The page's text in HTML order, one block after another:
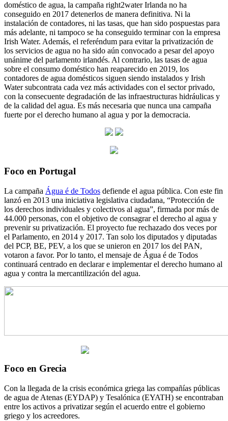
doméstico de agua, la campaña right2water Irlanda no ha
conseguido en 2017 detenerlos de manera definitiva. Ni la
instalación de contadores, ni las tasas, que han sido pospuestas para
más adelante, ni tampoco se ha conseguido terminar con la empresa
Irish Water. Además, el referéndum para evitar la privatización de
los servicios de agua no ha sido aún convocado a pesar del apoyo
unánime del parlamento irlandés. Al contrario, las tasas de agua
sobre el consumo doméstico han reaparecido en 2019, los
contadores de agua domésticos siguen siendo instalados y Irish
Water subcontrata cada vez más actividades con el sector privado,
con la consecuente degradación de las infraestructuras hidráulicas y
de la calidad del agua. Es más necesaria que nunca una campaña
fuerte por el derecho humano al agua y por la democracia.
Foco en Portugal
La campaña Água é de Todos defiende el agua pública. Con este fin
lanzó en 2013 una iniciativa legislativa ciudadana, “Protección de
los derechos individuales y colectivos al agua”, firmada por más de
44.000 personas, con el objetivo de consagrar el derecho al agua y
prevenir su privatización. El proyecto fue rechazado dos veces por
el Parlamento, en 2014 y 2017. Tan solo los diputados y diputadas
del PCP, BE, PEV, a los que se unieron en 2017 los del PAN,
votaron a favor. Por lo tanto, el mensaje de Água é de Todos
continuará centrado en declarar e implementar el derecho humano al
agua y contra la mercantilización del agua.
Foco en Grecia
Con la llegada de la crisis económica griega las compañías públicas
de agua de Atenas (EYDAP) y Tesalónica (EYATH) se encontraban
entre los activos a privatizar según el acuerdo entre el gobierno
griego y los acreedores.